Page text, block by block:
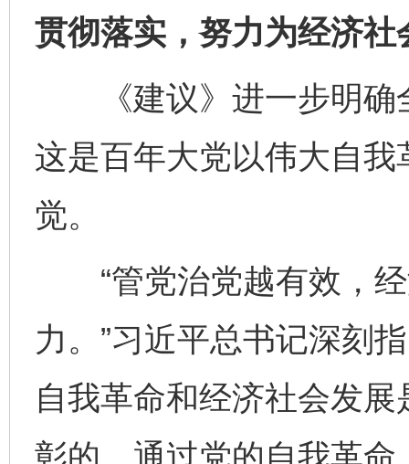
贯彻落实，努力为经济
《建议》进一步明确
这是百年大党以伟大自
觉。
“管党治党越有效，经
力。”习近平总书记深刻
自我革命和经济社会发
彰的。通过党的自我革